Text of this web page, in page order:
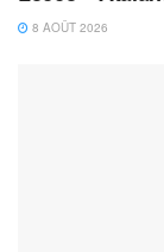
8 AOÛT 2026